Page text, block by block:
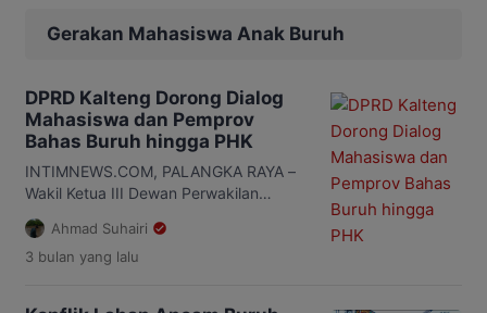
Gerakan Mahasiswa Anak Buruh
DPRD Kalteng Dorong Dialog
Mahasiswa dan Pemprov
Bahas Buruh hingga PHK
INTIMNEWS.COM, PALANGKA RAYA –
Wakil Ketua III Dewan Perwakilan
Rakyat Daerah (DPRD) Kalimantan
Tengah (Kalteng), Junaidi, menyambut
positif aksi Gerakan Mahasiswa Anak
Ahmad Suhairi
3 bulan yang lalu